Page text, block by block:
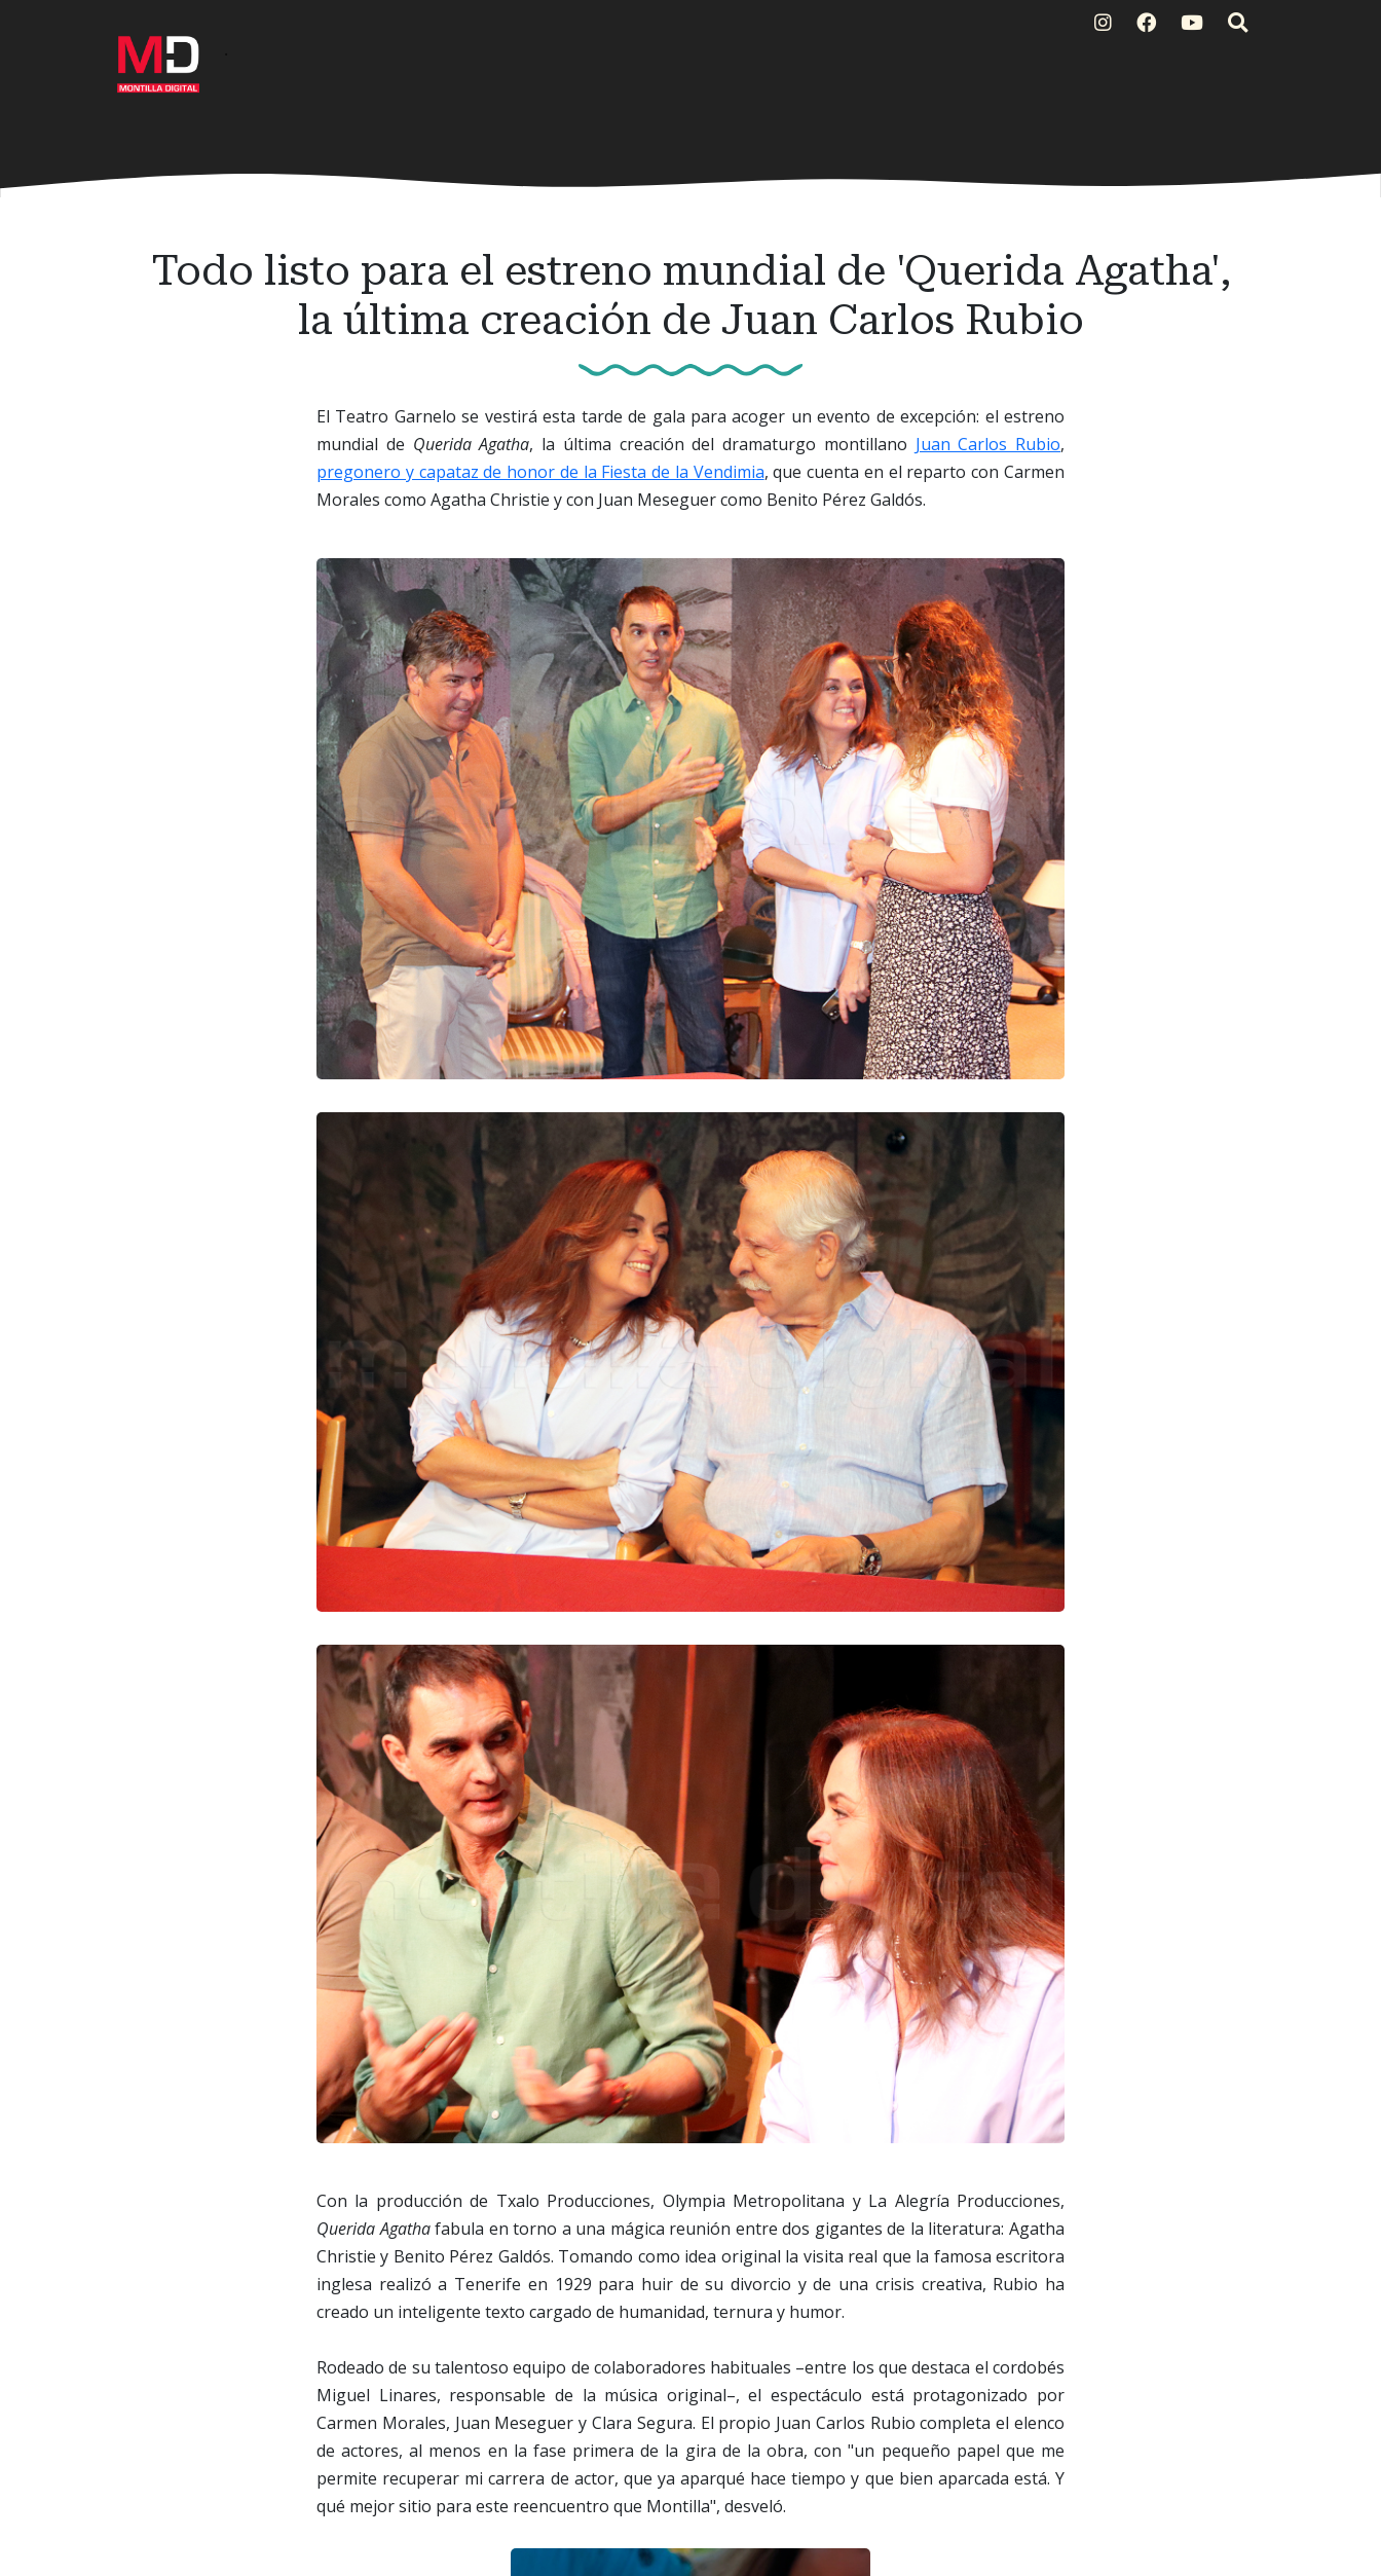
Todo listo para el estreno mundial de 'Querida Agatha',
la última creación de Juan Carlos Rubio
El Teatro Garnelo se vestirá esta tarde de gala para acoger un evento de excepción: el estreno
mundial de Querida Agatha, la última creación del dramaturgo montillano Juan Carlos Rubio,
pregonero y capataz de honor de la Fiesta de la Vendimia, que cuenta en el reparto con Carmen
Morales como Agatha Christie y con Juan Meseguer como Benito Pérez Galdós.
Con la producción de Txalo Producciones, Olympia Metropolitana y La Alegría Producciones,
Querida Agathafabula en torno a una mágica reunión entre dos gigantes de la literatura: Agatha
Christie y Benito Pérez Galdós. Tomando como idea original la visita real que la famosa escritora
inglesa realizó a Tenerife en 1929 para huir de su divorcio y de una crisis creativa, Rubio ha
creado un inteligente texto cargado de humanidad, ternura y humor.
Rodeado de su talentoso equipo de colaboradores habituales –entre los que destaca el cordobés
Miguel Linares, responsable de la música original–, el espectáculo está protagonizado por
Carmen Morales, Juan Meseguer y Clara Segura. El propio Juan Carlos Rubio completa el elenco
de actores, al menos en la fase primera de la gira de la obra, con "un pequeño papel que me
permite recuperar mi carrera de actor, que ya aparqué hace tiempo y que bien aparcada está. Y
qué mejor sitio para este reencuentro que Montilla", desveló.